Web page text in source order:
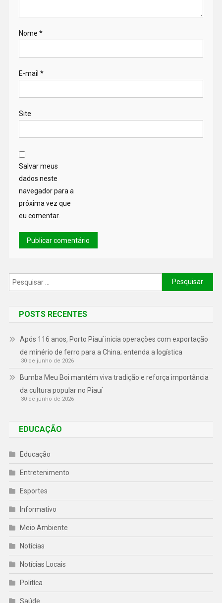
Nome *
E-mail *
Site
Salvar meus
dados neste
navegador para a
próxima vez que
eu comentar.
POSTS RECENTES
Após 116 anos, Porto Piauí inicia operações com exportação
de minério de ferro para a China; entenda a logística
30 de junho de 2026
Bumba Meu Boi mantém viva tradição e reforça importância
da cultura popular no Piauí
30 de junho de 2026
EDUCAÇÃO
Educação
Entretenimento
Esportes
Informativo
Meio Ambiente
Notícias
Notícias Locais
Politíca
Saúde